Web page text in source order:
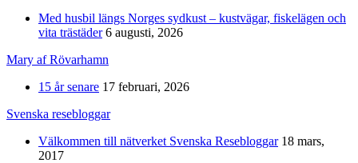
Med husbil längs Norges sydkust – kustvägar, fiskelägen och
vita trästäder 6 augusti, 2026
Mary af Rövarhamn
15 år senare 17 februari, 2026
Svenska resebloggar
Välkommen till nätverket Svenska Resebloggar 18 mars,
2017